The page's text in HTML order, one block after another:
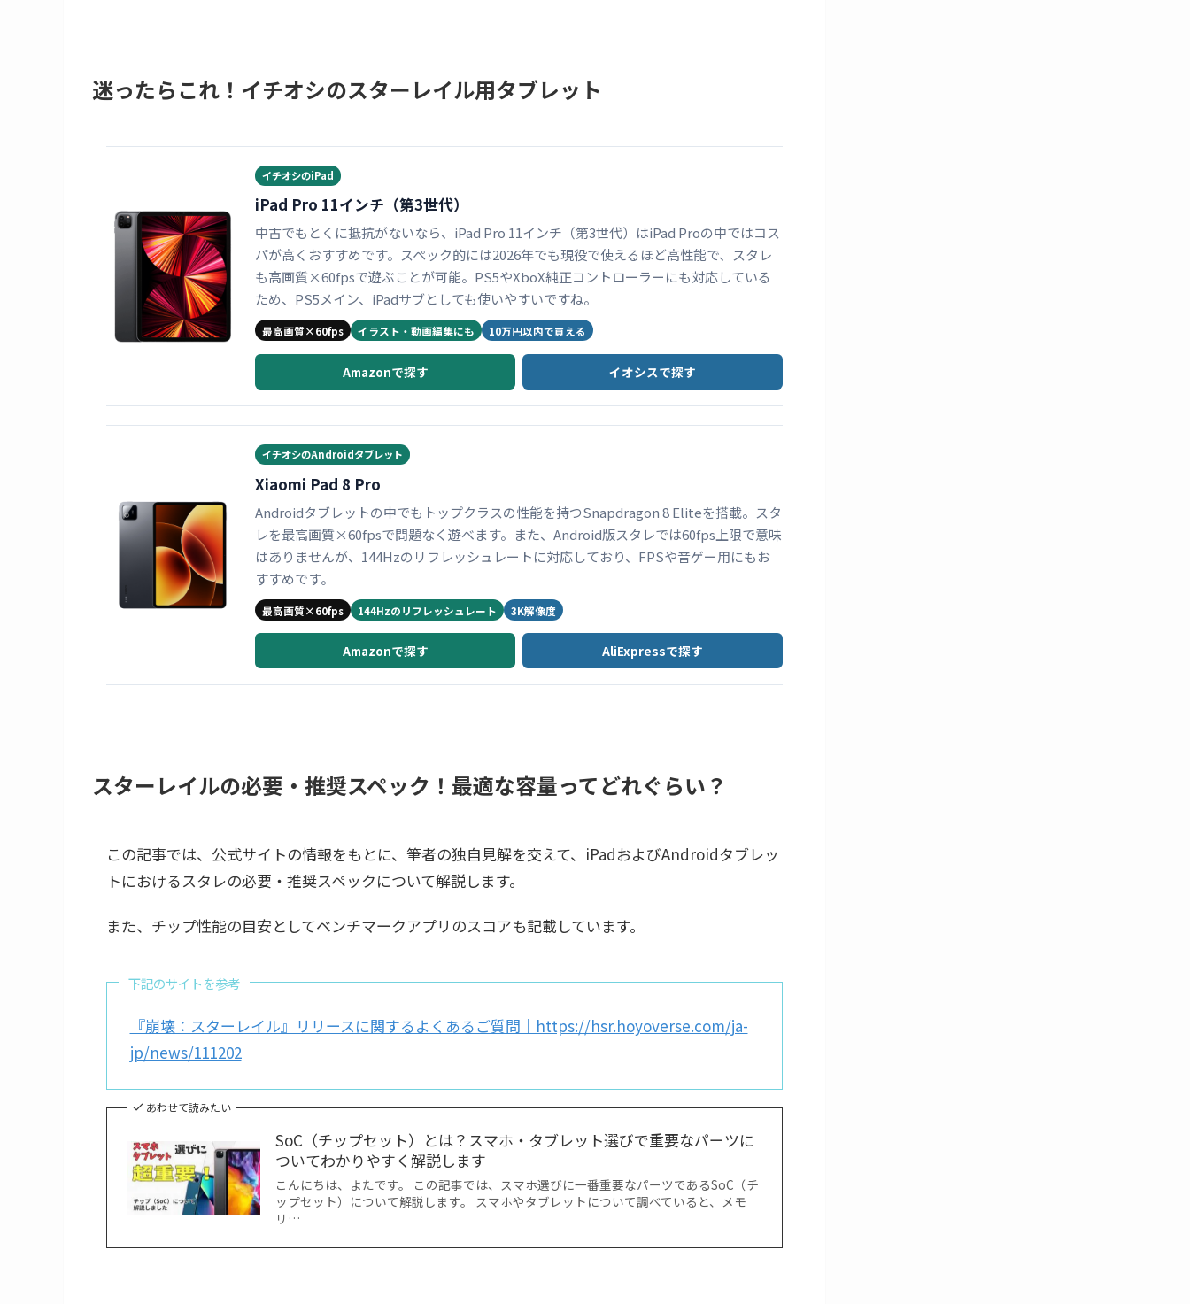
迷ったらこれ！イチオシのスターレイル用タブレット
イチオシのiPad
iPad Pro 11インチ（第3世代）
中古でもとくに抵抗がないなら、iPad Pro 11インチ（第3世代）はiPad Proの中ではコス
パが高くおすすめです。スペック的には2026年でも現役で使えるほど高性能で、スタレ
も高画質×60fpsで遊ぶことが可能。PS5やXboX純正コントローラーにも対応している
ため、PS5メイン、iPadサブとしても使いやすいですね。
最高画質×60fps イラスト・動画編集にも 10万円以内で買える
Amazonで探す イオシスで探す
イチオシのAndroidタブレット
Xiaomi Pad 8 Pro
Androidタブレットの中でもトップクラスの性能を持つSnapdragon 8 Eliteを搭載。スタ
レを最高画質×60fpsで問題なく遊べます。また、Android版スタレでは60fps上限で意味
はありませんが、144Hzのリフレッシュレートに対応しており、FPSや音ゲー用にもお
すすめです。
最高画質×60fps 144Hzのリフレッシュレート 3K解像度
Amazonで探す AliExpressで探す
スターレイルの必要・推奨スペック！最適な容量ってどれぐらい？
この記事では、公式サイトの情報をもとに、筆者の独自見解を交えて、iPadおよびAndroidタブレッ
トにおけるスタレの必要・推奨スペックについて解説します。
また、チップ性能の目安としてベンチマークアプリのスコアも記載しています。
下記のサイトを参考
『崩壊：スターレイル』リリースに関するよくあるご質問｜https://hsr.hoyoverse.com/ja-
jp/news/111202
あわせて読みたい
SoC（チップセット）とは？スマホ・タブレット選びで重要なパーツに
ついてわかりやすく解説します
こんにちは、よたです。 この記事では、スマホ選びに一番重要なパーツであるSoC（チ
ップセット）について解説します。 スマホやタブレットについて調べていると、メモ
リ…